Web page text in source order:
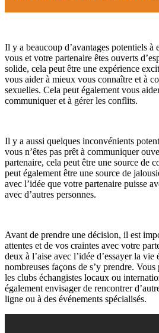
Il y a beaucoup d’avantages potentiels à
vous et votre partenaire êtes ouverts
solide, cela peut être une expérience
vous aider à mieux vous connaître et à
sexuelles. Cela peut également vous
communiquer et à gérer les conflits.
Il y a aussi quelques inconvénients
vous n’êtes pas prêt à communiquer
partenaire, cela peut être une source de
peut également être une source de
avec l’idée que votre partenaire puisse
avec d’autres personnes.
Avant de prendre une décision, il est
attentes et de vos craintes avec votre
deux à l’aise avec l’idée d’essayer la
nombreuses façons de s’y prendre.
les clubs échangistes locaux ou
également envisager de rencontrer
ligne ou à des événements spécialisés.